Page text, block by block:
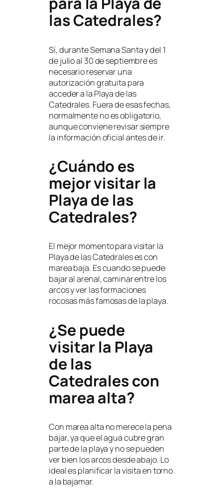
las Catedrales?
Sí, durante Semana Santa y del 1
de julio al 30 de septiembre es
necesario reservar una
autorización gratuita para
acceder a la Playa de las
Catedrales. Fuera de esas fechas,
normalmente no es obligatorio,
aunque conviene revisar siempre
la información oficial antes de ir.
¿Cuándo es
mejor visitar la
Playa de las
Catedrales?
El mejor momento para visitar la
Playa de las Catedrales es con
marea baja. Es cuando se puede
bajar al arenal, caminar entre los
arcos y ver las formaciones
rocosas más famosas de la playa.
¿Se puede
visitar la Playa
de las
Catedrales con
marea alta?
Con marea alta no merece la pena
bajar, ya que el agua cubre gran
parte de la playa y no se pueden
ver bien los arcos desde abajo. Lo
ideal es planificar la visita en torno
a la bajamar.